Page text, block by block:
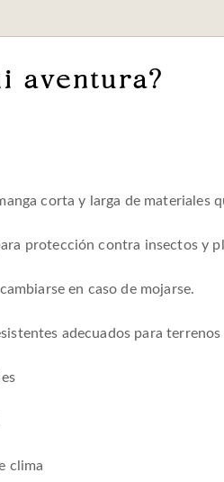
aventura?
corta y larga de materiales
protección contra insectos y
en caso de mojarse.
adecuados para terrenos
clima